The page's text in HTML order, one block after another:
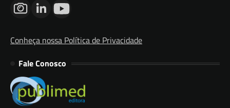
Conheça nossa Política de Privacidade
Fale Conosco